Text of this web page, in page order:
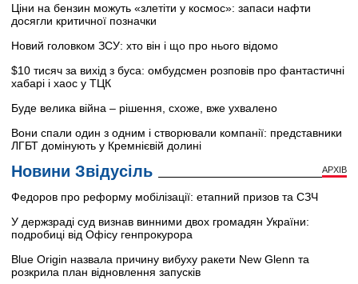
Ціни на бензин можуть «злетіти у космос»: запаси нафти
досягли критичної позначки
Новий головком ЗСУ: хто він і що про нього відомо
$10 тисяч за вихід з буса: омбудсмен розповів про фантастичні
хабарі і хаос у ТЦК
Буде велика війна – рішення, схоже, вже ухвалено
Вони спали один з одним і створювали компанії: представники
ЛГБТ домінують у Кремнієвій долині
Новини Звідусіль АРХІВ
Федоров про реформу мобілізації: етапний призов та СЗЧ
У держзраді суд визнав винними двох громадян України:
подробиці від Офісу генпрокурора
Blue Origin назвала причину вибуху ракети New Glenn та
розкрила план відновлення запусків